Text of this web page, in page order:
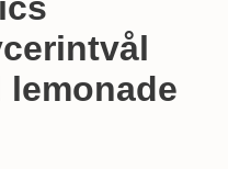
lemonade